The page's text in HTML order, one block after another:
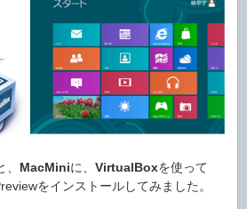
、 MacMiniに、 VirtualBoxを使って
をインストールしてみました。